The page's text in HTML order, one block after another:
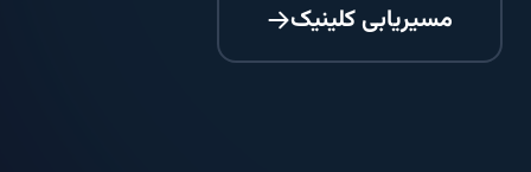
مسیریابی کلینیک